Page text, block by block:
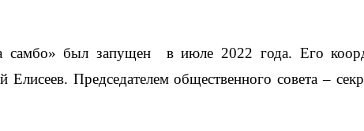
был запущен  в июле 2022 года. Его
Елисеев. Председателем общественного совета –